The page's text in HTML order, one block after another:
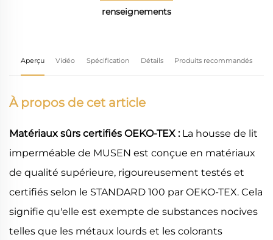
renseignements
Aperçu Vidéo Spécification Détails Produits recommandés
À propos de cet article
Matériaux sûrs certifiés OEKO-TEX : La housse de lit
imperméable de MUSEN est conçue en matériaux
de qualité supérieure, rigoureusement testés et
certifiés selon le STANDARD 100 par OEKO-TEX. Cela
signifie qu'elle est exempte de substances nocives
telles que les métaux lourds et les colorants